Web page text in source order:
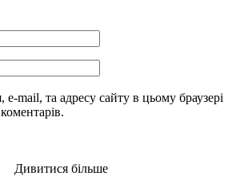
e-mail, та адресу сайту в цьому браузері
Дивитися більше